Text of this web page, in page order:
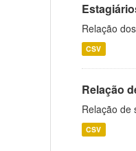
Relação
CSV
Relação
Relação de
CSV